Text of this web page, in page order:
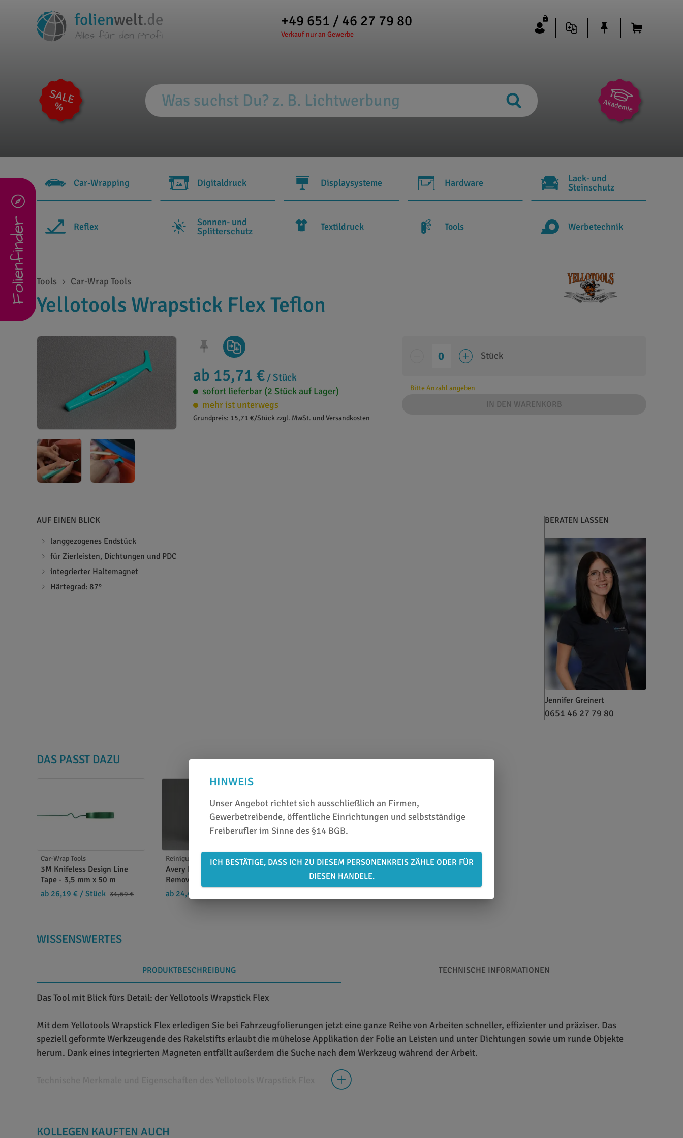
+49 651 / 46 27 79 80
Verkauf nur an Gewerbe
Car-Wrapping Digitaldruck Displaysysteme Hardware
Lack- und
Steinschutz
Reflex
Sonnen- und
Splitterschutz
Textildruck Tools Werbetechnik
Folienfinder Tools Car-Wrap Tools
Yellotools Wrapstick Flex Teflon
ab 15,71 € / Stück
sofort lieferbar (2 Stück auf Lager)
mehr ist unterwegs
Grundpreis: 15,71 €/Stück zzgl. MwSt. und Versandkosten
Stück
Bitte Anzahl angeben
IN DEN WARENKORB
AUF EINEN BLICK
langgezogenes Endstück
für Zierleisten, Dichtungen und PDC
integrierter Haltemagnet
Härtegrad: 87°
BERATEN LASSEN
Jennifer Greinert
0651 46 27 79 80
DAS PASST DAZU
Car-Wrap Tools
3M Knifeless Design Line
Tape - 3,5 mm x 50 m
ab 26,19 € / Stück 31,69 €
Reinigung u. Entfernung
Avery Dennison Adhesive
Remover - 0,5 ltr.
ab 24,49 €
Car-Wrap Tools
Teflon
WISSENSWERTES
PRODUKTBESCHREIBUNG TECHNISCHE INFORMATIONEN
Das Tool mit Blick fürs Detail: der Yellotools Wrapstick Flex
Mit dem Yellotools Wrapstick Flex erledigen Sie bei Fahrzeugfolierungen jetzt eine ganze Reihe von Arbeiten schneller, effizienter und präziser. Das
speziell geformte Werkzeugende des Rakelstifts erlaubt die mühelose Applikation der Folie an Leisten und unter Dichtungen sowie um runde Objekte
herum. Dank eines integrierten Magneten entfällt außerdem die Suche nach dem Werkzeug während der Arbeit.
Detailverklebungen ermöglicht. Vor allem bei der Einarbeitung von Folien unter Dichtungen oder dem Applizieren an Kanten und in Spalten ist dieser
KOLLEGEN KAUFTEN AUCH
HINWEIS
Unser Angebot richtet sich ausschließlich an Firmen,
Gewerbetreibende, öffentliche Einrichtungen und selbstständige
Freiberufler im Sinne des §14 BGB.
ICH BESTÄTIGE, DASS ICH ZU DIESEM PERSONENKREIS ZÄHLE ODER FÜR
DIESEN HANDELE.